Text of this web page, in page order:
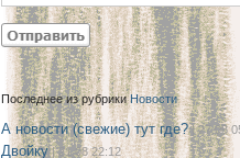
Последнее из рубрикиНовости
А новости (свежие) тут где?| 27.08
Двойку| 21.08 22:12